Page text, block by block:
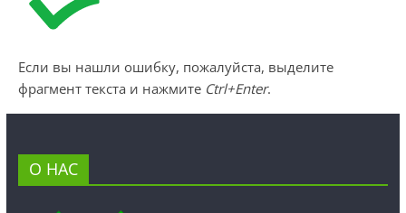
Если вы нашли ошибку, пожалуйста, выделите
фрагмент текста и нажмите Ctrl+Enter.
О НАС